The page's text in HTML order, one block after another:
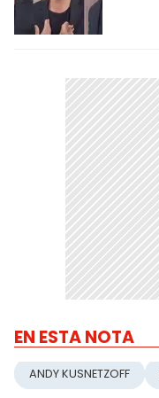
EN ESTA NOTA
ANDY KUSNETZOFF